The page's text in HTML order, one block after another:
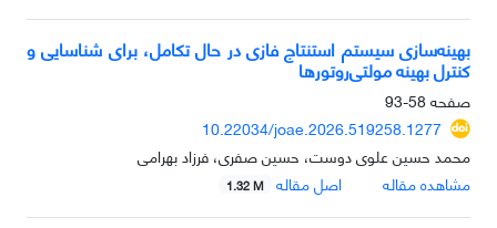
بهینه‌سازی سیستم استنتاج فازی در حال تکامل، برای شناسایی و
کنترل بهینه مولتی‌روتورها
صفحه58-93
10.22034/joae.2026.519258.1277
محمد حسین علوی دوست، حسین صفری، فرزاد بهرامی
مشاهده مقاله
اصل مقاله 1.32 M